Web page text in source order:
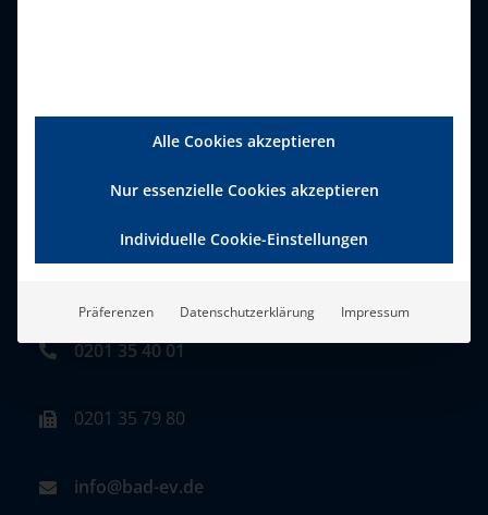
Dienste und Stationäre
Einrichtungen (bad) e.V.
0201 35 40 01
0201 35 79 80
info@bad-ev.de
Alle Cookies akzeptieren
Nur essenzielle Cookies akzeptieren
Individuelle Cookie-Einstellungen
Präferenzen Datenschutzerklärung Impressum